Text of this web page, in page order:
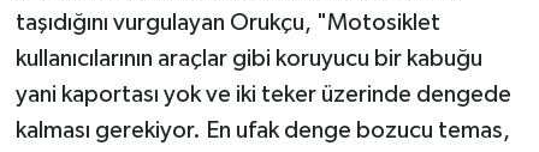
taşıdığını vurgulayan Orukçu, "Motosiklet
kullanıcılarının araçlar gibi koruyucu bir kabuğu
yani kaportası yok ve iki teker üzerinde dengede
kalması gerekiyor. En ufak denge bozucu temas,